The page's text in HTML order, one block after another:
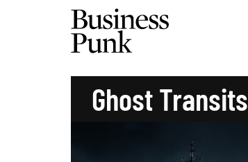
Ghost Transits